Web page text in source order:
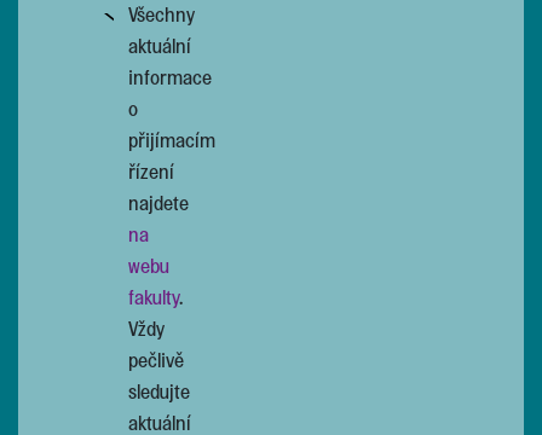
Všechny
aktuální
informace
o
přijímacím
řízení
najdete
na
webu
fakulty.
Vždy
pečlivě
sledujte
aktuální